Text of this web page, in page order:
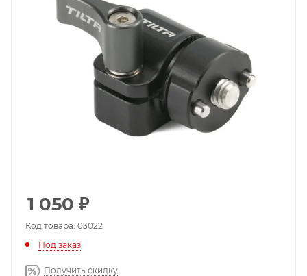
1 050 ₽
Код товара: 03022
Под заказ
Получить скидку